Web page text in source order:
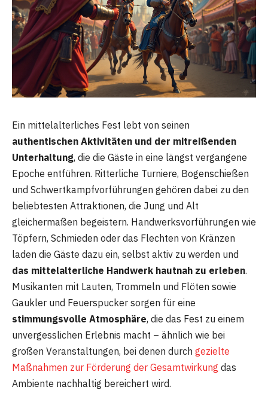
Ein mittelalterliches Fest lebt von seinen
authentischen Aktivitäten und der mitreißenden
Unterhaltung, die die Gäste in eine längst vergangene
Epoche entführen. Ritterliche Turniere, Bogenschießen
und Schwertkampfvorführungen gehören dabei zu den
beliebtesten Attraktionen, die Jung und Alt
gleichermaßen begeistern. Handwerksvorführungen wie
Töpfern, Schmieden oder das Flechten von Kränzen
laden die Gäste dazu ein, selbst aktiv zu werden und
das mittelalterliche Handwerk hautnah zu erleben.
Musikanten mit Lauten, Trommeln und Flöten sowie
Gaukler und Feuerspucker sorgen für eine
stimmungsvolle Atmosphäre, die das Fest zu einem
unvergesslichen Erlebnis macht – ähnlich wie bei
großen Veranstaltungen, bei denen durch gezielte
Maßnahmen zur Förderung der Gesamtwirkung das
Ambiente nachhaltig bereichert wird.